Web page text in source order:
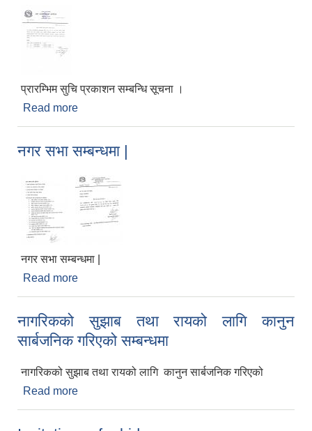
प्रारम्भिम सुचि प्रकाशन सम्बन्धि सूचना ।
Read more
नगर सभा सम्बन्धमा |
नगर सभा सम्बन्धमा |
Read more
नागरिकको सुझाब तथा रायको लागि कानुन
सार्बजनिक गरिएको सम्बन्धमा
नागरिकको सुझाब तथा रायको लागि कानुन सार्बजनिक गरिएको
Read more